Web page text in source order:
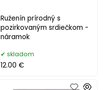
Ruženín prírodný s
pozirkovaným srdiečkom -
náramok
skladom
12.00 €